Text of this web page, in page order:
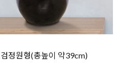
정원형(총높이 약39cm)